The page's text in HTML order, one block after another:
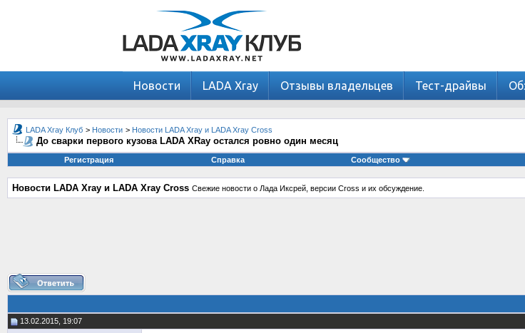
Новости LADA Xray Отзывы владельцев Тест-драйвы
LADA Xray Клуб > Новости > Новости LADA Xray и LADA Xray Cross
До сварки первого кузова LADA XRay остался ровно один месяц
Регистрация
Справка Сообщество
Новости LADA Xray и LADA Xray Cross Свежие новости о Лада Иксрей, версии Cross и их обсуждение.
13.02.2015, 19:07